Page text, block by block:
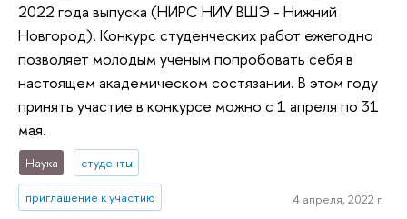
2022 года выпуска (НИРС НИУ ВШЭ - Нижний
Новгород). Конкурс студенческих работ ежегодно
позволяет молодым ученым попробовать себя в
настоящем академическом состязании. В этом году
принять участие в конкурсе можно с 1 апреля по 31
мая.
Наука студенты
приглашение к участию 4 апреля, 2022 г.